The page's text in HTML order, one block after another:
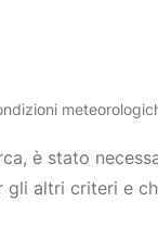
è stato
altri criteri e